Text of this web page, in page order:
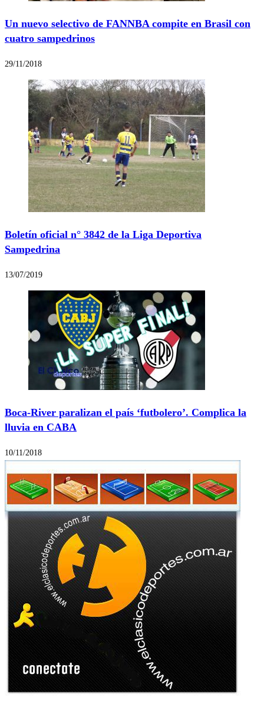
Un nuevo selectivo de FANNBA compite en Brasil con
cuatro sampedrinos
29/11/2018
Boletín oficial n° 3842 de la Liga Deportiva
Sampedrina
13/07/2019
Boca-River paralizan el país ‘futbolero’. Complica la
lluvia en CABA
10/11/2018